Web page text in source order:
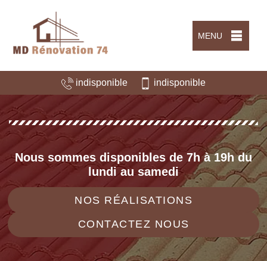
MENU
indisponible indisponible
Nous sommes disponibles de 7h à 19h du
lundi au samedi
NOS RÉALISATIONS
CONTACTEZ NOUS